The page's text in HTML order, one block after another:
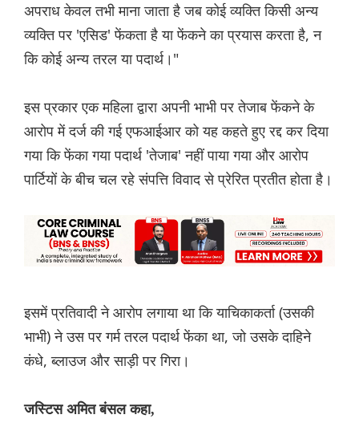
अपराध केवल तभी माना जाता है जब कोई व्यक्ति किसी अन्य
व्यक्ति पर 'एसिड' फेंकता है या फेंकने का प्रयास करता है, न
कि कोई अन्य तरल या पदार्थ।"
इस प्रकार एक महिला द्वारा अपनी भाभी पर तेजाब फेंकने के
आरोप में दर्ज की गई एफआईआर को यह कहते हुए रद्द कर दिया
गया कि फेंका गया पदार्थ 'तेजाब' नहीं पाया गया और आरोप
पार्टियों के बीच चल रहे संपत्ति विवाद से प्रेरित प्रतीत होता है।
इसमें प्रतिवादी ने आरोप लगाया था कि याचिकाकर्ता (उसकी
भाभी) ने उस पर गर्म तरल पदार्थ फेंका था, जो उसके दाहिने
कंधे, ब्लाउज और साड़ी पर गिरा।
जस्टिस अमित बंसल कहा,